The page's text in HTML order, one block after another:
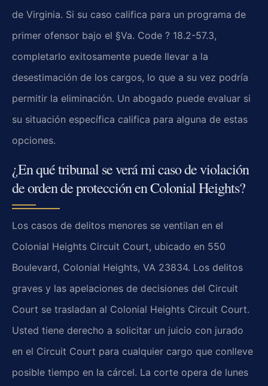
de Virginia. Si su caso califica para un programa de
primer ofensor bajo el §Va. Code ? 18.2-57.3,
completarlo exitosamente puede llevar a la
desestimación de los cargos, lo que a su vez podría
permitir la eliminación. Un abogado puede evaluar si
su situación específica califica para alguna de estas
opciones.
¿En qué tribunal se verá mi caso de violación
de orden de protección en Colonial Heights?
Los casos de delitos menores se ventilan en el
Colonial Heights Circuit Court, ubicado en 550
Boulevard, Colonial Heights, VA 23834. Los delitos
graves y las apelaciones de decisiones del Circuit
Court se trasladan al Colonial Heights Circuit Court.
Usted tiene derecho a solicitar un juicio con jurado
en el Circuit Court para cualquier cargo que conlleve
posible tiempo en la cárcel. La corte opera de lunes